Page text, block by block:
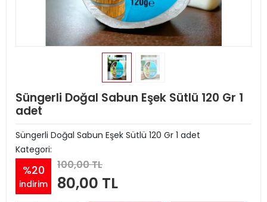
Süngerli Doğal Sabun Eşek Sütlü 120 Gr 1
adet
Süngerli Doğal Sabun Eşek Sütlü 120 Gr 1 adet
Kategori:
%20
indirim
100,00 TL
80,00 TL